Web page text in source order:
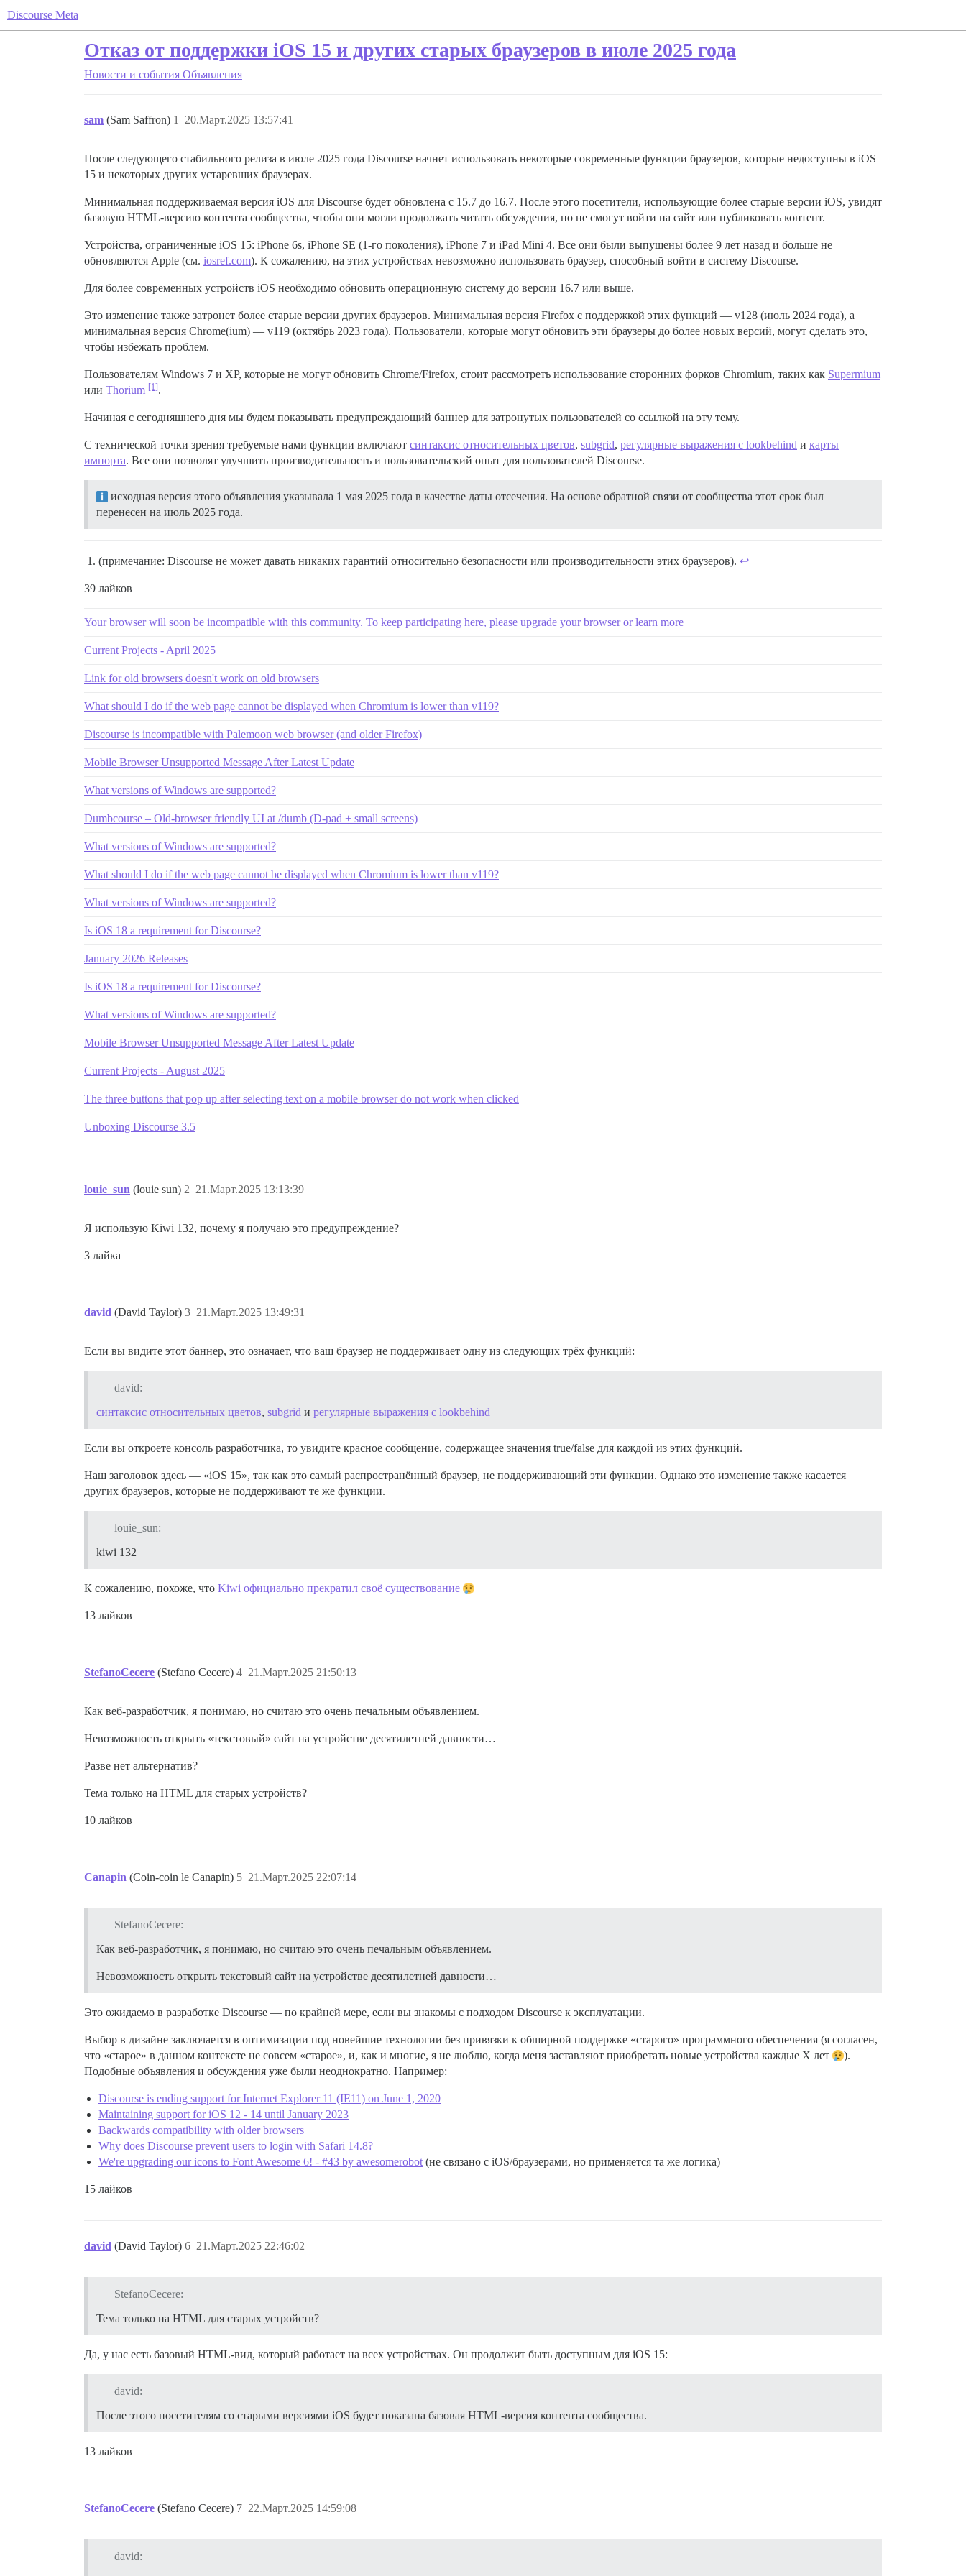
Discourse Meta
Отказ от поддержки iOS 15 и других старых браузеров в июле 2025 года
Новости и события Объявления
sam (Sam Saffron) 20.Март.2025 13:57:41
1
После следующего стабильного релиза в июле 2025 года Discourse начнет использовать некоторые современные функции браузеров, которые недоступны в iOS
15 и некоторых других устаревших браузерах.
Минимальная поддерживаемая версия iOS для Discourse будет обновлена с 15.7 до 16.7. После этого посетители, использующие более старые версии iOS, увидят
базовую HTML-версию контента сообщества, чтобы они могли продолжать читать обсуждения, но не смогут войти на сайт или публиковать контент.
Устройства, ограниченные iOS 15: iPhone 6s, iPhone SE (1-го поколения), iPhone 7 и iPad Mini 4. Все они были выпущены более 9 лет назад и больше не
обновляются Apple (см. iosref.com). К сожалению, на этих устройствах невозможно использовать браузер, способный войти в систему Discourse.
Для более современных устройств iOS необходимо обновить операционную систему до версии 16.7 или выше.
Это изменение также затронет более старые версии других браузеров. Минимальная версия Firefox с поддержкой этих функций — v128 (июль 2024 года), а
минимальная версия Chrome(ium) — v119 (октябрь 2023 года). Пользователи, которые могут обновить эти браузеры до более новых версий, могут сделать это,
чтобы избежать проблем.
Пользователям Windows 7 и XP, которые не могут обновить Chrome/Firefox, стоит рассмотреть использование сторонних форков Chromium, таких как Supermium
или Thorium [1] .
Начиная с сегодняшнего дня мы будем показывать предупреждающий баннер для затронутых пользователей со ссылкой на эту тему.
С технической точки зрения требуемые нами функции включают синтаксис относительных цветов, subgrid, регулярные выражения с lookbehind и карты
импорта. Все они позволят улучшить производительность и пользовательский опыт для пользователей Discourse.
исходная версия этого объявления указывала 1 мая 2025 года в качестве даты отсечения. На основе обратной связи от сообщества этот срок был
перенесен на июль 2025 года.
(примечание: Discourse не может давать никаких гарантий относительно безопасности или производительности этих браузеров). ↩︎
39 лайков
Your browser will soon be incompatible with this community. To keep participating here, please upgrade your browser or learn more
Current Projects - April 2025
Link for old browsers doesn't work on old browsers
What should I do if the web page cannot be displayed when Chromium is lower than v119?
Discourse is incompatible with Palemoon web browser (and older Firefox)
Mobile Browser Unsupported Message After Latest Update
What versions of Windows are supported?
Dumbcourse – Old-browser friendly UI at /dumb (D-pad + small screens)
What versions of Windows are supported?
What should I do if the web page cannot be displayed when Chromium is lower than v119?
What versions of Windows are supported?
Is iOS 18 a requirement for Discourse?
January 2026 Releases
Is iOS 18 a requirement for Discourse?
What versions of Windows are supported?
Mobile Browser Unsupported Message After Latest Update
Current Projects - August 2025
The three buttons that pop up after selecting text on a mobile browser do not work when clicked
Unboxing Discourse 3.5
louie_sun (louie sun) 21.Март.2025 13:13:39
2
Я использую Kiwi 132, почему я получаю это предупреждение?
3 лайка
david (David Taylor) 21.Март.2025 13:49:31
3
Если вы видите этот баннер, это означает, что ваш браузер не поддерживает одну из следующих трёх функций:
david:
синтаксис относительных цветов, subgrid и регулярные выражения с lookbehind
Если вы откроете консоль разработчика, то увидите красное сообщение, содержащее значения true/false для каждой из этих функций.
Наш заголовок здесь — «iOS 15», так как это самый распространённый браузер, не поддерживающий эти функции. Однако это изменение также касается
других браузеров, которые не поддерживают те же функции.
louie_sun:
kiwi 132
К сожалению, похоже, что Kiwi официально прекратил своё существование
13 лайков
StefanoCecere (Stefano Cecere) 21.Март.2025 21:50:13
4
Как веб-разработчик, я понимаю, но считаю это очень печальным объявлением.
Невозможность открыть «текстовый» сайт на устройстве десятилетней давности…
Разве нет альтернатив?
Тема только на HTML для старых устройств?
10 лайков
Canapin (Coin-coin le Canapin) 21.Март.2025 22:07:14
5
StefanoCecere:
Как веб-разработчик, я понимаю, но считаю это очень печальным объявлением.
Невозможность открыть текстовый сайт на устройстве десятилетней давности…
Это ожидаемо в разработке Discourse — по крайней мере, если вы знакомы с подходом Discourse к эксплуатации.
Выбор в дизайне заключается в оптимизации под новейшие технологии без привязки к обширной поддержке «старого» программного обеспечения (я согласен,
что «старое» в данном контексте не совсем «старое», и, как и многие, я не люблю, когда меня заставляют приобретать новые устройства каждые X лет
).
Подобные объявления и обсуждения уже были неоднократно. Например:
Discourse is ending support for Internet Explorer 11 (IE11) on June 1, 2020
Maintaining support for iOS 12 - 14 until January 2023
Backwards compatibility with older browsers
Why does Discourse prevent users to login with Safari 14.8?
We're upgrading our icons to Font Awesome 6! - #43 by awesomerobot (не связано с iOS/браузерами, но применяется та же логика)
15 лайков
david (David Taylor) 21.Март.2025 22:46:02
6
StefanoCecere:
Тема только на HTML для старых устройств?
Да, у нас есть базовый HTML-вид, который работает на всех устройствах. Он продолжит быть доступным для iOS 15:
david:
После этого посетителям со старыми версиями iOS будет показана базовая HTML-версия контента сообщества.
13 лайков
StefanoCecere (Stefano Cecere) 22.Март.2025 14:59:08
7
david: